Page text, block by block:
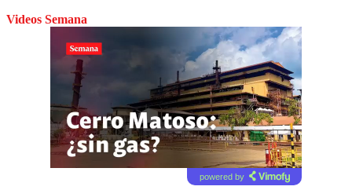
Videos Semana
powered by